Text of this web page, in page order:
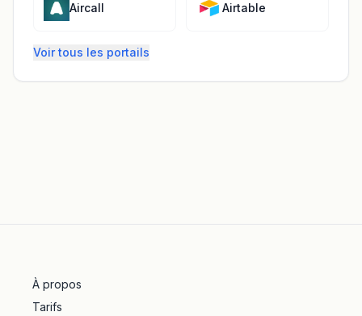
Aircall Airtable
Voir tous les portails
À propos
Tarifs